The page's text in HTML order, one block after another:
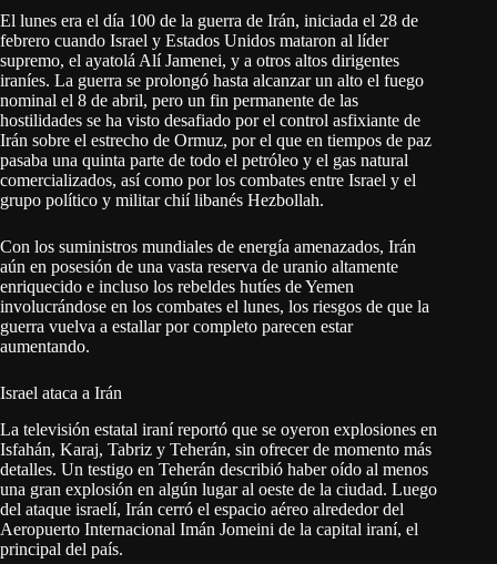
El lunes era el día 100 de la guerra de Irán, iniciada el 28 de
febrero cuando Israel y Estados Unidos mataron al líder
supremo, el ayatolá Alí Jamenei, y a otros altos dirigentes
iraníes. La guerra se prolongó hasta alcanzar un alto el fuego
nominal el 8 de abril, pero un fin permanente de las
hostilidades se ha visto desafiado por el control asfixiante de
Irán sobre el estrecho de Ormuz, por el que en tiempos de paz
pasaba una quinta parte de todo el petróleo y el gas natural
comercializados, así como por los combates entre Israel y el
grupo político y militar chií libanés Hezbollah.
Con los suministros mundiales de energía amenazados, Irán
aún en posesión de una vasta reserva de uranio altamente
enriquecido e incluso los rebeldes hutíes de Yemen
involucrándose en los combates el lunes, los riesgos de que la
guerra vuelva a estallar por completo parecen estar
aumentando.
Israel ataca a Irán
La televisión estatal iraní reportó que se oyeron explosiones en
Isfahán, Karaj, Tabriz y Teherán, sin ofrecer de momento más
detalles. Un testigo en Teherán describió haber oído al menos
una gran explosión en algún lugar al oeste de la ciudad. Luego
del ataque israelí, Irán cerró el espacio aéreo alrededor del
Aeropuerto Internacional Imán Jomeini de la capital iraní, el
principal del país.